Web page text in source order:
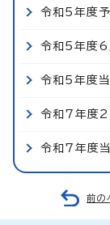
令和5年度
令和5年度6
令和5年度当
令和7年度2
令和7年度当
前の